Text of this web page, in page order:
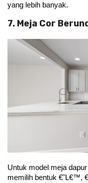
yang lebih banyak.
7. Meja Cor
Untuk model meja
memilih bentuk €˜L€™,